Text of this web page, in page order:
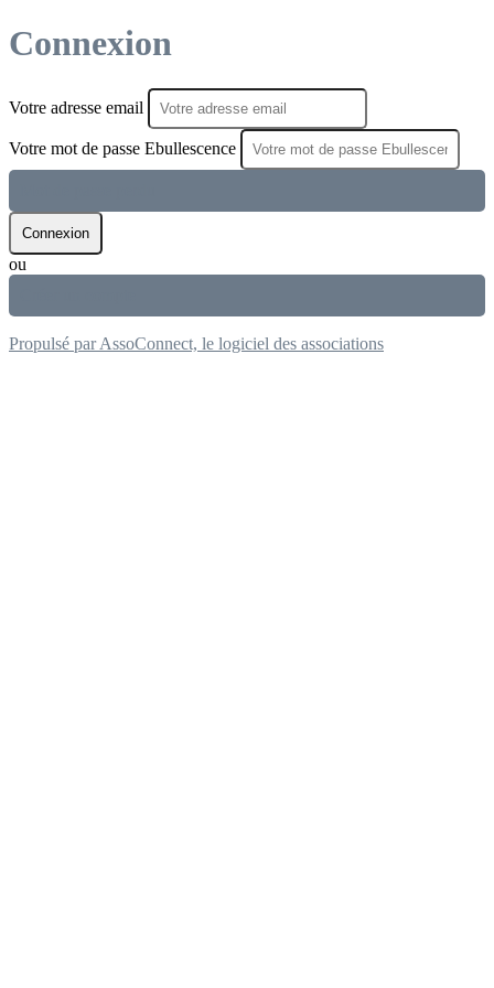
Connexion
Votre adresse email
Votre mot de passe Ebullescence
Connexion
ou
Propulsé par AssoConnect, le logiciel des associations